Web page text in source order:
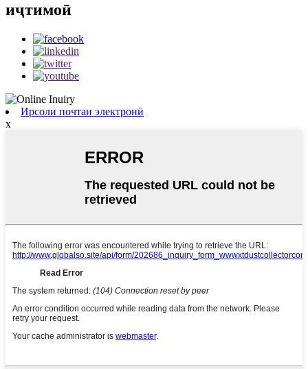
иҷтимоӣ
Ирсоли почтаи электронӣ
x